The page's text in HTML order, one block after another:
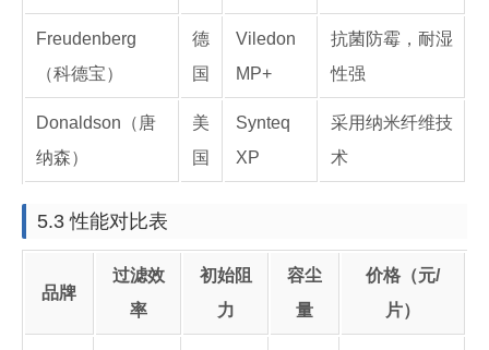
Freudenberg
（科德宝）
德
国
Viledon
MP+
抗菌防霉，耐湿
性强
Donaldson（唐
纳森）
美
国
Synteq
XP
采用纳米纤维技
术
5.3 性能对比表
品牌
过滤效
率
初始阻
力
容尘
量
价格（元/
片）